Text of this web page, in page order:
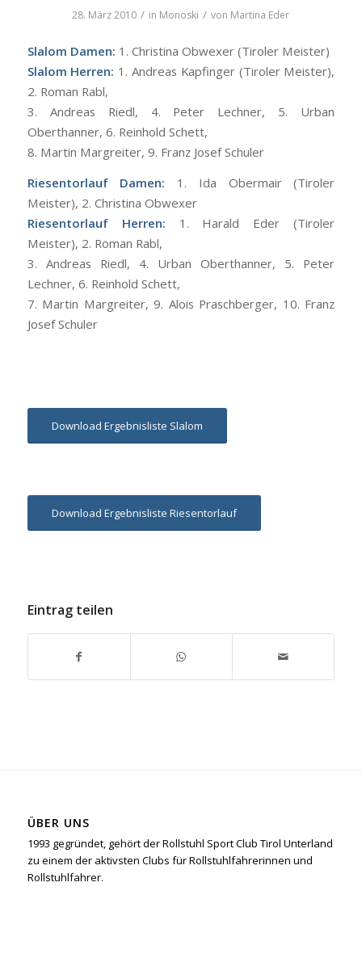
28. März 2010 / in Monoski / von Martina Eder
Slalom Damen: 1. Christina Obwexer (Tiroler Meister)
Slalom Herren: 1. Andreas Kapfinger (Tiroler Meister),
2. Roman Rabl,
3. Andreas Riedl, 4. Peter Lechner, 5. Urban
Oberthanner, 6. Reinhold Schett,
8. Martin Margreiter, 9. Franz Josef Schuler
Riesentorlauf Damen: 1. Ida Obermair (Tiroler
Meister), 2. Christina Obwexer
Riesentorlauf Herren: 1. Harald Eder (Tiroler
Meister), 2. Roman Rabl,
3. Andreas Riedl, 4. Urban Oberthanner, 5. Peter
Lechner, 6. Reinhold Schett,
7. Martin Margreiter, 9. Alois Praschberger, 10. Franz
Josef Schuler
Download Ergebnisliste Slalom
Download Ergebnisliste Riesentorlauf
Eintrag teilen
ÜBER UNS
1993 gegründet, gehört der Rollstuhl Sport Club Tirol Unterland
zu einem der aktivsten Clubs für Rollstuhlfahrerinnen und
Rollstuhlfahrer.